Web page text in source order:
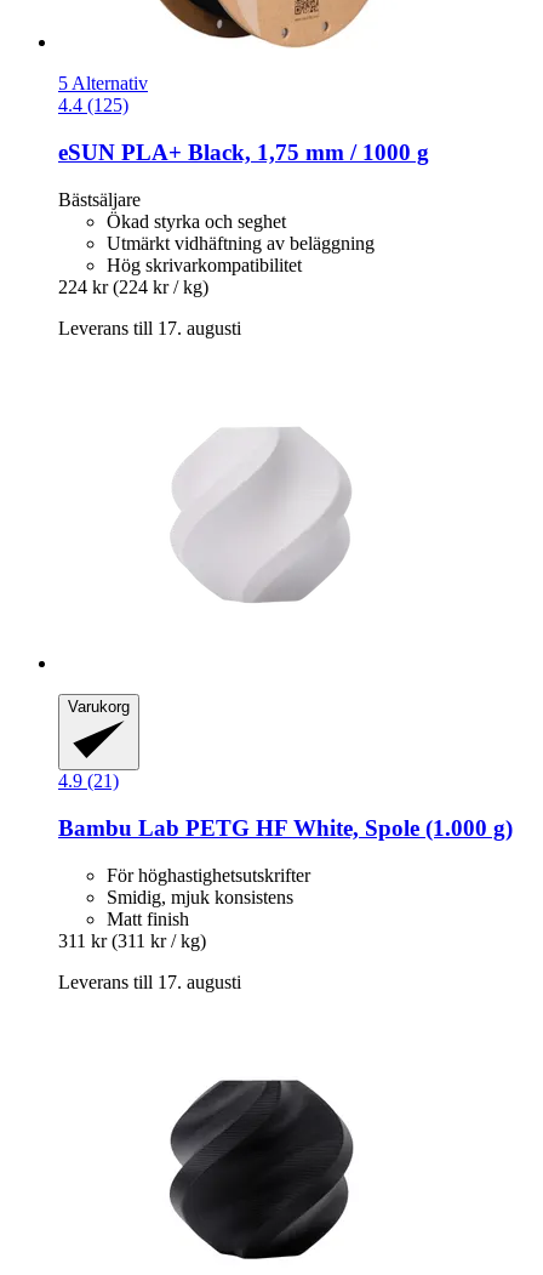
5 Alternativ
4.4 (125)
eSUN PLA+ Black, 1,75 mm / 1000 g
Bästsäljare
Ökad styrka och seghet
Utmärkt vidhäftning av beläggning
Hög skrivarkompatibilitet
224 kr (224 kr / kg)
Leverans till 17. augusti
Varukorg
4.9 (21)
Bambu Lab PETG HF White, Spole (1.000 g)
För höghastighetsutskrifter
Smidig, mjuk konsistens
Matt finish
311 kr (311 kr / kg)
Leverans till 17. augusti